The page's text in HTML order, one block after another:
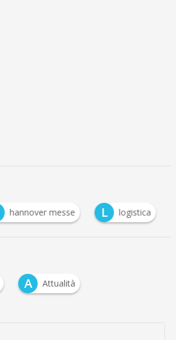
hannover messe L logistica
A Attualità